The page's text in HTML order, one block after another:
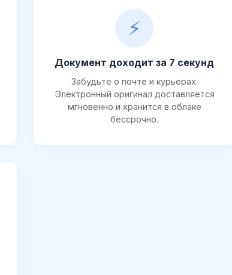
⚡
Документ доходит за 7 секунд
Забудьте о почте и курьерах.
Электронный оригинал доставляется
мгновенно и хранится в облаке
бессрочно.